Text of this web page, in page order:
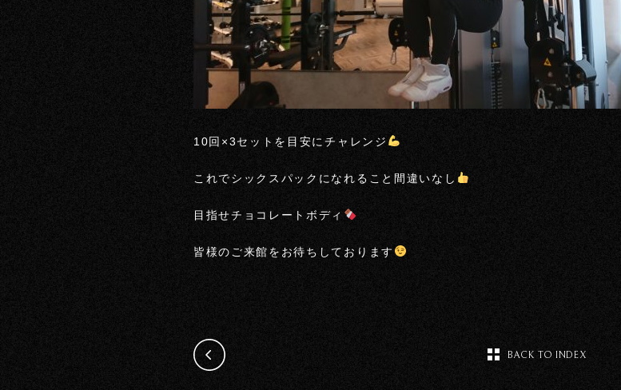
10回×3セットを目安にチャレンジ
これでシックスパックになれること間違いなし
目指せチョコレートボディ
皆様のご来館をお待ちしております
BACK TO INDEX